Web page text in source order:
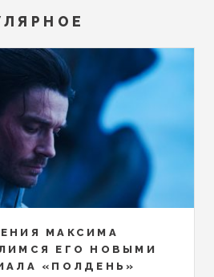
МАКСИМА
ЕГО НОВЫМИ
«ПОЛДЕНЬ»